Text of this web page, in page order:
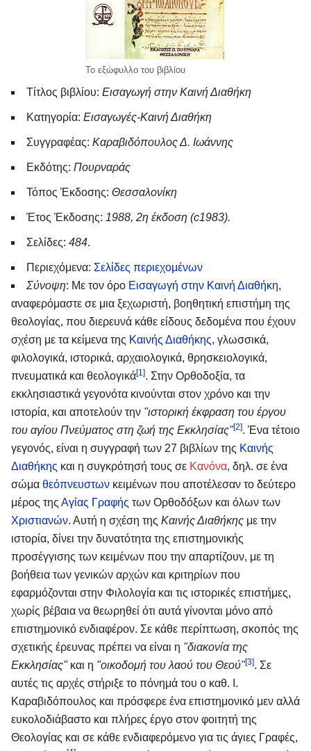
Το εξώφυλλο του βιβλίου
Τίτλος βιβλίου: Εισαγωγή στην Καινή Διαθήκη
Κατηγορία: Εισαγωγές-Καινή Διαθήκη
Συγγραφέας: Καραβιδόπουλος Δ. Ιωάννης
Εκδότης: Πουρναράς
Τόπος Έκδοσης: Θεσσαλονίκη
Έτος Έκδοσης: 1988, 2η έκδοση (c1983).
Σελίδες: 484.
Περιεχόμενα: Σελίδες περιεχομένων
Σύνοψη: Με τον όρο Εισαγωγή στην Καινή Διαθήκη,
αναφερόμαστε σε μια ξεχωριστή, βοηθητική επιστήμη της
θεολογίας, που διερευνά κάθε είδους δεδομένα που έχουν
σχέση με τα κείμενα της Καινής Διαθήκης, γλωσσικά,
φιλολογικά, ιστορικά, αρχαιολογικά, θρησκειολογικά,
πνευματικά και θεολογικά[1]. Στην Ορθοδοξία, τα
εκκλησιαστικά γεγονότα κινούνται στον χρόνο και την
ιστορία, και αποτελούν την "ιστορική έκφραση του έργου
του αγίου Πνεύματος στη ζωή της Εκκλησίας"[2]. Ένα τέτοιο
γεγονός, είναι η συγγραφή των 27 βιβλίων της Καινής
Διαθήκης και η συγκρότησή τους σε Κανόνα, δηλ. σε ένα
σώμα θεόπνευστων κειμένων που αποτέλεσαν το δεύτερο
μέρος της Αγίας Γραφής των Ορθοδόξων και όλων των
Χριστιανών. Αυτή η σχέση της Καινής Διαθήκης με την
ιστορία, δίνει την δυνατότητα της επιστημονικής
προσέγγισης των κειμένων που την απαρτίζουν, με τη
βοήθεια των γενικών αρχών και κριτηρίων που
εφαρμόζονται στην Φιλολογία και τις ιστορικές επιστήμες,
χωρίς βέβαια να θεωρηθεί ότι αυτά γίνονται μόνο από
επιστημονικό ενδιαφέρον. Σε κάθε περίπτωση, σκοπός της
σχετικής έρευνας πρέπει να είναι η "διακονία της
Εκκλησίας"και η "οικοδομή του λαού του Θεού"[3]. Σε
αυτές τις αρχές στήριξε το πόνημά του ο καθ. Ι.
Καραβιδόπουλος και πρόσφερε ένα επιστημονικό μεν αλλά
ευκολοδιάβαστο και πλήρες έργο στον φοιτητή της
Θεολογίας και σε κάθε ενδιαφερόμενο για τις άγιες Γραφές,